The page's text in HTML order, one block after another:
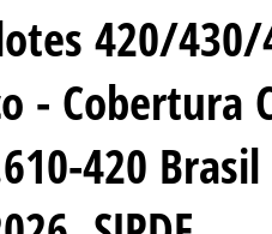
420/
- Cobertura
420 Brasil